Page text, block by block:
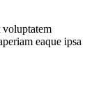
voluptatem
eaque ipsa